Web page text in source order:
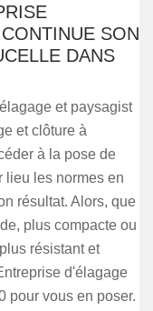
SON
DANS
et paysagist
et clôture à
à la pose de
lieu les normes en
résultat. Alors, que
plus compacte ou
résistant et
d'élagage
pour vous en poser.